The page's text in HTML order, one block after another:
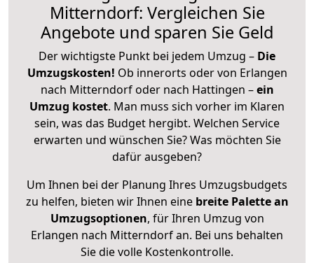
Mitterndorf: Vergleichen Sie
Angebote und sparen Sie Geld
Der wichtigste Punkt bei jedem Umzug – Die
Umzugskosten! Ob innerorts oder von Erlangen
nach Mitterndorf oder nach Hattingen –ein
Umzug kostet. Man muss sich vorher im Klaren
sein, was das Budget hergibt. Welchen Service
erwarten und wünschen Sie? Was möchten Sie
dafür ausgeben?
Um Ihnen bei der Planung Ihres Umzugsbudgets
zu helfen, bieten wir Ihnen eine breite Palette an
Umzugsoptionen, für Ihren Umzug von
Erlangen nach Mitterndorf an. Bei uns behalten
Sie die volle Kostenkontrolle.